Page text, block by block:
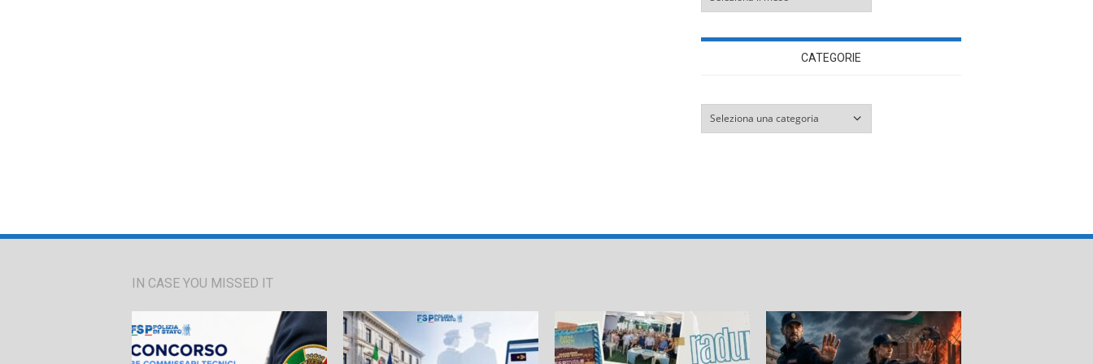
CATEGORIE
Categorie
IN CASE YOU MISSED IT